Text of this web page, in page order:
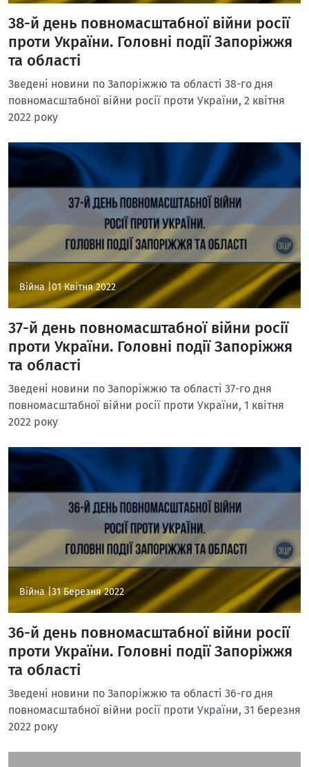
38-й день повномасштабної війни росії
проти України. Головні події Запоріжжя
та області
Зведені новини по Запоріжжю та області 38-го дня
повномасштабної війни росії проти України, 2 квітня
2022 року
Війна |01 Квітня 2022
37-й день повномасштабної війни росії
проти України. Головні події Запоріжжя
та області
Зведені новини по Запоріжжю та області 37-го дня
повномасштабної війни росії проти України, 1 квітня
2022 року
Війна |31 Березня 2022
36-й день повномасштабної війни росії
проти України. Головні події Запоріжжя
та області
Зведені новини по Запоріжжю та області 36-го дня
повномасштабної війни росії проти України, 31 березня
2022 року